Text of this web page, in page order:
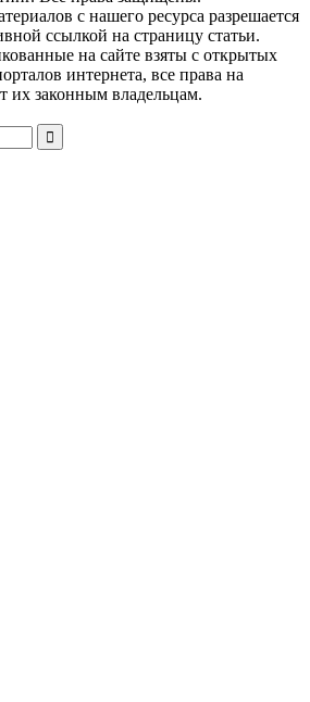
с нашего ресурса разрешается
ссылкой на страницу статьи.
на сайте взяты с открытых
интернета, все права на
их законным владельцам.